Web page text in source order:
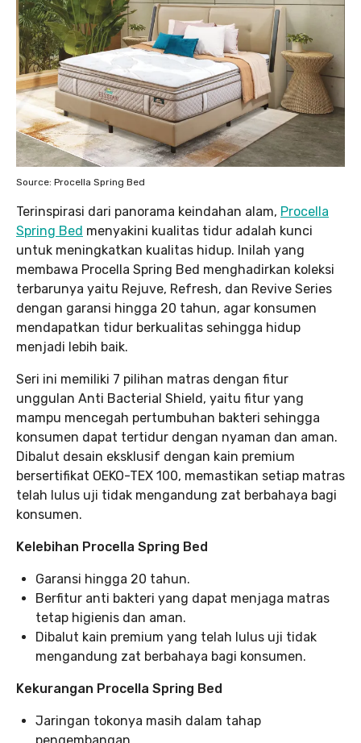
Source: Procella Spring Bed
Terinspirasi dari panorama keindahan alam, Procella
Spring Bed menyakini kualitas tidur adalah kunci
untuk meningkatkan kualitas hidup. Inilah yang
membawa Procella Spring Bed menghadirkan koleksi
terbarunya yaitu Rejuve, Refresh, dan Revive Series
dengan garansi hingga 20 tahun, agar konsumen
mendapatkan tidur berkualitas sehingga hidup
menjadi lebih baik.
Seri ini memiliki 7 pilihan matras dengan fitur
unggulan Anti Bacterial Shield, yaitu fitur yang
mampu mencegah pertumbuhan bakteri sehingga
konsumen dapat tertidur dengan nyaman dan aman.
Dibalut desain eksklusif dengan kain premium
bersertifikat OEKO-TEX 100, memastikan setiap matras
telah lulus uji tidak mengandung zat berbahaya bagi
konsumen.
Kelebihan Procella Spring Bed
Garansi hingga 20 tahun.
Berfitur anti bakteri yang dapat menjaga matras
tetap higienis dan aman.
Dibalut kain premium yang telah lulus uji tidak
mengandung zat berbahaya bagi konsumen.
Kekurangan Procella Spring Bed
Jaringan tokonya masih dalam tahap